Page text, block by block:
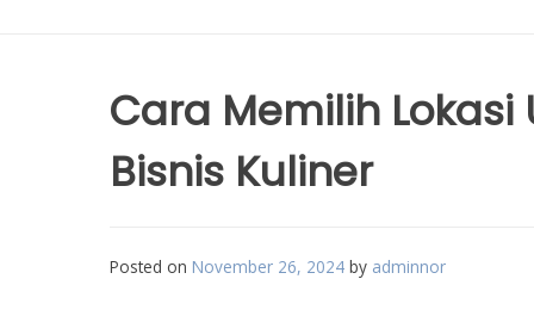
Cara Memilih
Bisnis Kuliner
Posted on November 26, 2024 by adminnor